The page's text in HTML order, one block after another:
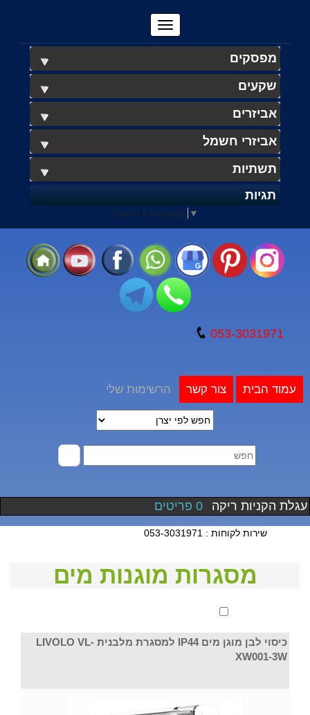
מפסקים
שקעים
אביזרים
אביזרי חשמל
תשתיות
תגיות
Select Language ▼
053-3031971
הרשימות שלי עמוד הבית צור קשר
עגלת הקניות ריקה 0 פריטים
שירות לקוחות : 053-3031971
מסגרות מוגנות מים
כיסוי לבן מוגן מים IP44 למסגרת מלבנית LIVOLO VL-
XW001-3W